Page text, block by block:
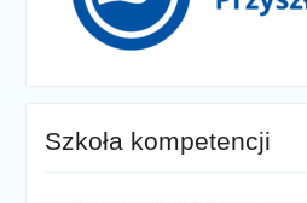
Szkoła kompetencji